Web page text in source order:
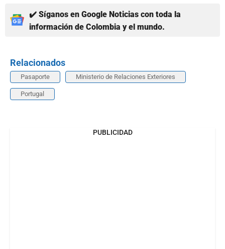
✔️ Síganos en Google Noticias con toda la
información de Colombia y el mundo.
Relacionados
Pasaporte Ministerio de Relaciones Exteriores
Portugal
PUBLICIDAD